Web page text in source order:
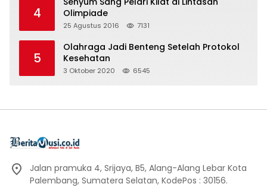
4
Olimpiade
25 Agustus 2016 7131
5
Olahraga Jadi Benteng Setelah Protokol
Kesehatan
3 Oktober 2020 6545
Jalan pramuka 4, Srijaya, B5, Alang-Alang Lebar Kota
Palembang, Sumatera Selatan, KodePos : 30156.